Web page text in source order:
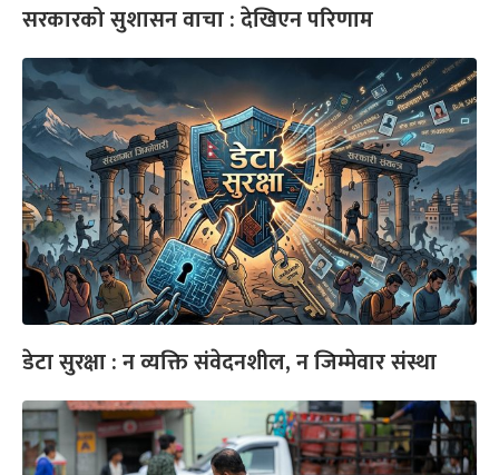
सरकारको सुशासन वाचा : देखिएन परिणाम
डेटा सुरक्षा : न व्यक्ति संवेदनशील, न जिम्मेवार संस्था